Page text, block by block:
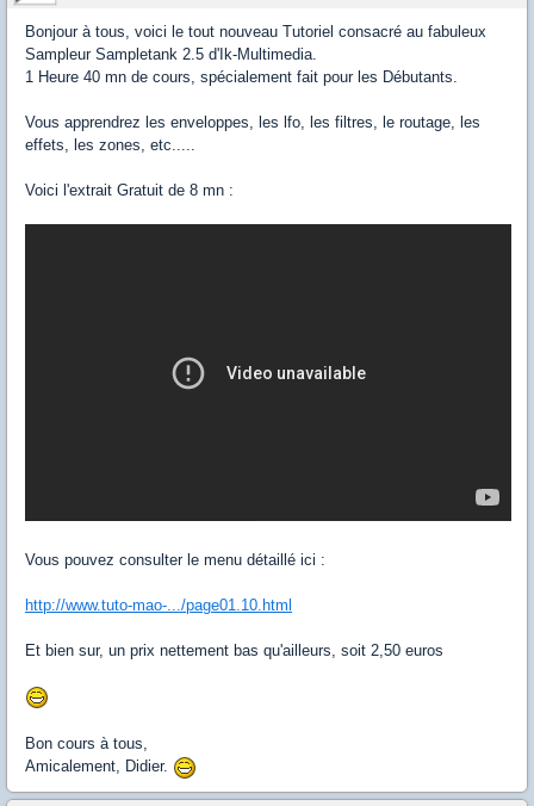
Bonjour à tous, voici le tout nouveau Tutoriel consacré au fabuleux
Sampleur Sampletank 2.5 d'Ik-Multimedia.
1 Heure 40 mn de cours, spécialement fait pour les Débutants.
Vous apprendrez les enveloppes, les lfo, les filtres, le routage, les
effets, les zones, etc.....
Voici l'extrait Gratuit de 8 mn :
Vous pouvez consulter le menu détaillé ici :
http://www.tuto-mao-.../page01.10.html
Et bien sur, un prix nettement bas qu'ailleurs, soit 2,50 euros
Bon cours à tous,
Amicalement, Didier.